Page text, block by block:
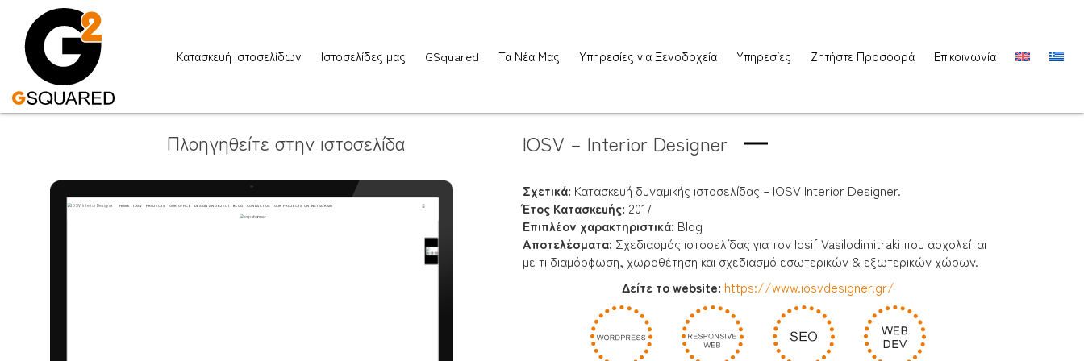
Κατασκευή Ιστοσελίδων Ιστοσελίδες μας GSquared Τα Νέα Μας Υπηρεσίες για Ξενοδοχεία Υπηρεσίες Ζητήστε Προσφορά Επικοινωνία
Πλοηγηθείτε στην ιστοσελίδα IOSV – Interior Designer
Σχετικά: Κατασκευή δυναμικής ιστοσελίδας – IOSV Interior Designer.
Έτος Κατασκευής: 2017
Επιπλέον χαρακτηριστικά: Blog
Αποτελέσματα: Σχεδιασμός ιστοσελίδας για τον Iosif Vasilodimitraki που ασχολείται
με τι διαμόρφωση, χωροθέτηση και σχεδιασμό εσωτερικών & εξωτερικών χώρων.
Δείτε το website: https://www.iosvdesigner.gr/